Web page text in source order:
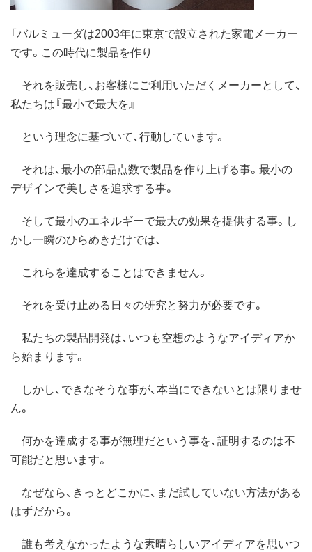
「バルミューダは2003年に東京で設立された家電メーカー
です。この時代に製品を作り
それを販売し、お客様にご利用いただくメーカーとして、
私たちは『最小で最大を』
という理念に基づいて、行動しています。
それは、最小の部品点数で製品を作り上げる事。最小の
デザインで美しさを追求する事。
そして最小のエネルギーで最大の効果を提供する事。し
かし一瞬のひらめきだけでは、
これらを達成することはできません。
それを受け止める日々の研究と努力が必要です。
私たちの製品開発は、いつも空想のようなアイディアか
ら始まります。
しかし、できなそうな事が、本当にできないとは限りませ
ん。
何かを達成する事が無理だという事を、証明するのは不
可能だと思います。
なぜなら、きっとどこかに、まだ試していない方法がある
はずだから。
誰も考えなかったような素晴らしいアイディアを思いつ